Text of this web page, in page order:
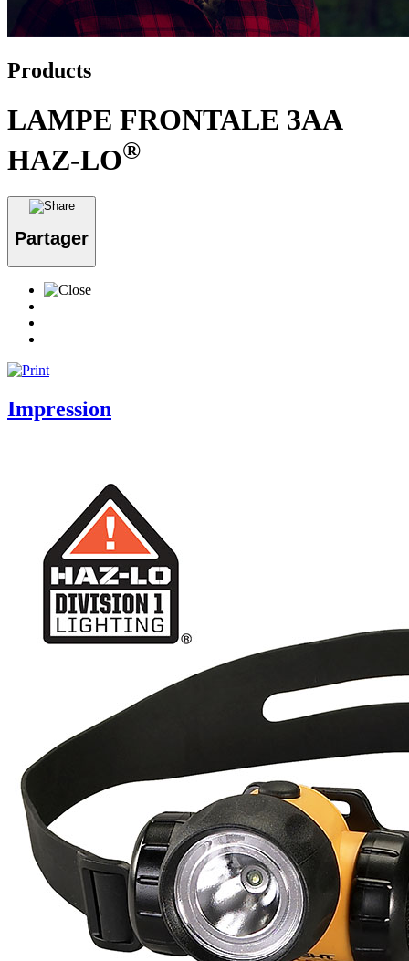
Products
LAMPE FRONTALE 3AA
HAZ-LO®
Partager
Impression